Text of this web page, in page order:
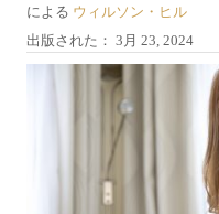
による 著
者
ウィルソン・ヒル
投
稿
出版された： 3月 23, 2024